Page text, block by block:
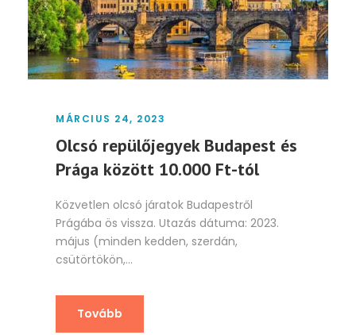
MÁRCIUS 24, 2023
Olcsó repülőjegyek Budapest és
Prága között 10.000 Ft-tól
Közvetlen olcsó járatok Budapestről
Prágába ös vissza. Utazás dátuma: 2023.
május (minden kedden, szerdán,
csütörtökön,...
Tovább